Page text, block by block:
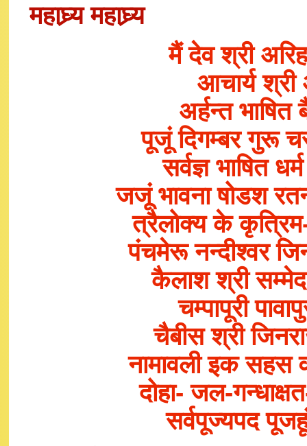
महाघ्र्य
मैं देव श्री
आचार्य
अर्हन्त
पूजूं दिगम्बर गुरू
सर्वज्ञ भाषित
जजूं भावना षोडश
त्रैलोक्य के
पंचमेरू नन्दीश्वर
कैलाश श्री सम्मेद
चम्पापूरी
चैबीस श्री
नामावली इक सहस
दोहा- जल-
सर्वपूज्यपद
महाघ्र्य